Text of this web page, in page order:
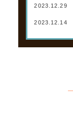
2023.12.29
2023.12.14